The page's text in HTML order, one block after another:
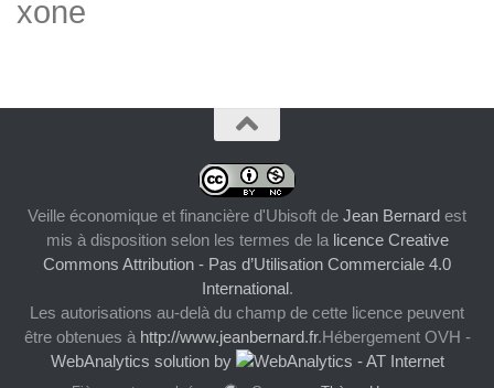
xone
Veille économique et financière d'Ubisoft de Jean Bernard est
mis à disposition selon les termes de la licence Creative
Commons Attribution - Pas d’Utilisation Commerciale 4.0
International.
Les autorisations au-delà du champ de cette licence peuvent
être obtenues à http://www.jeanbernard.fr.Hébergement OVH -
WebAnalytics solution by